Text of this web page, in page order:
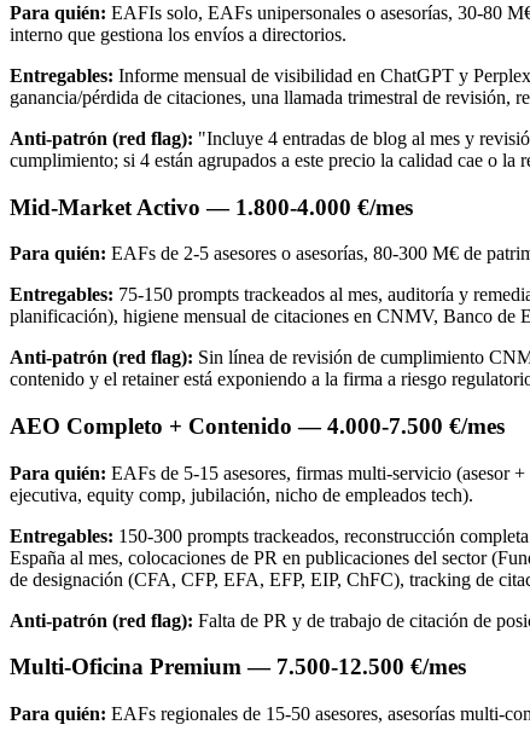
Para quién: EAFIs solo, EAFs unipersonales o asesorías, 30-80
interno que gestiona los envíos a directorios.
Entregables: Informe mensual de visibilidad en ChatGPT y
ganancia/pérdida de citaciones, una llamada trimestral de
Anti-patrón (red flag): "Incluye 4 entradas de blog al mes y
cumplimiento; si 4 están agrupados a este precio la calidad cae o la
Mid-Market Activo — 1.800-4.000 €/mes
Para quién: EAFs de 2-5 asesores o asesorías, 80-300 M€ de
Entregables: 75-150 prompts trackeados al mes, auditoría y
planificación), higiene mensual de citaciones en CNMV, Banco de
Anti-patrón (red flag): Sin línea de revisión de cumplimiento
contenido y el retainer está exponiendo a la firma a riesgo
AEO Completo + Contenido — 4.000-7.500 €/mes
Para quién: EAFs de 5-15 asesores, firmas multi-servicio (asesor
ejecutiva, equity comp, jubilación, nicho de empleados tech).
Entregables: 150-300 prompts trackeados, reconstrucción
España al mes, colocaciones de PR en publicaciones del sector
de designación (CFA, CFP, EFA, EFP, EIP, ChFC), tracking de
Anti-patrón (red flag): Falta de PR y de trabajo de citación de
Multi-Oficina Premium — 7.500-12.500 €/mes
Para quién: EAFs regionales de 15-50 asesores, asesorías multi-